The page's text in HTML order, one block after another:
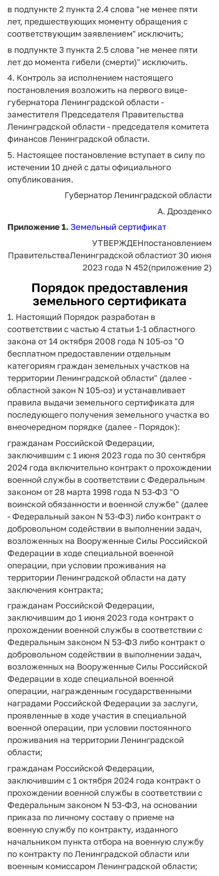
в подпункте 2 пункта 2.4 слова "не менее пяти
лет, предшествующих моменту обращения с
соответствующим заявлением" исключить;
в подпункте 3 пункта 2.5 слова "не менее пяти
лет до момента гибели (смерти)" исключить.
4. Контроль за исполнением настоящего
постановления возложить на первого вице-
губернатора Ленинградской области -
заместителя Председателя Правительства
Ленинградской области - председателя комитета
финансов Ленинградской области.
5. Настоящее постановление вступает в силу по
истечении 10 дней с даты официального
опубликования.
ГубернаторЛенинградской области
А. Дрозденко
Приложение 1. Земельный сертификат
УТВЕРЖДЕНпостановлением
ПравительстваЛенинградской областиот 30 июня
2023 года N 452(приложение 2)
Порядок предоставления
земельного сертификата
1. Настоящий Порядок разработан в
соответствии с частью 4 статьи 1-1 областного
закона от 14 октября 2008 года N 105-оз "О
бесплатном предоставлении отдельным
категориям граждан земельных участков на
территории Ленинградской области" (далее -
областной закон N 105-оз) и устанавливает
правила выдачи земельного сертификата для
последующего получения земельного участка во
внеочередном порядке (далее - Порядок):
гражданам Российской Федерации,
заключившим с 1 июня 2023 года по 30 сентября
2024 года включительно контракт о прохождении
военной службы в соответствии с Федеральным
законом от 28 марта 1998 года N 53-ФЗ "О
воинской обязанности и военной службе" (далее
- Федеральный закон N 53-ФЗ) либо контракт о
добровольном содействии в выполнении задач,
возложенных на Вооруженные Силы Российской
Федерации в ходе специальной военной
операции, при условии проживания на
территории Ленинградской области на дату
заключения контракта;
гражданам Российской Федерации,
заключившим до 1 июня 2023 года контракт о
прохождении военной службы в соответствии с
Федеральным законом N 53-ФЗ либо контракт о
добровольном содействии в выполнении задач,
возложенных на Вооруженные Силы Российской
Федерации в ходе специальной военной
операции, награжденным государственными
наградами Российской Федерации за заслуги,
проявленные в ходе участия в специальной
военной операции, при условии постоянного
проживания на территории Ленинградской
области;
гражданам Российской Федерации,
заключившим с 1 октября 2024 года контракт о
прохождении военной службы в соответствии с
Федеральным законом N 53-ФЗ, на основании
приказа по личному составу о приеме на
военную службу по контракту, изданного
начальником пункта отбора на военную службу
по контракту по Ленинградской области или
военным комиссаром Ленинградской области;